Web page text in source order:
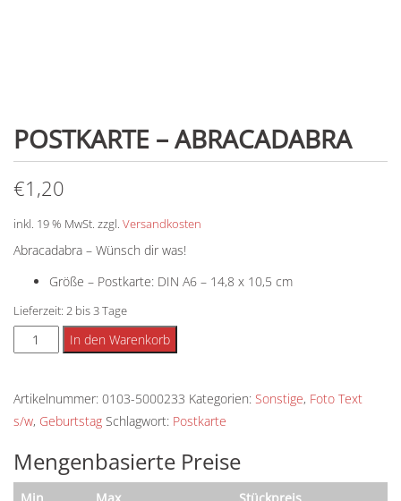
POSTKARTE – ABRACADABRA
€1,20
inkl. 19 % MwSt. zzgl. Versandkosten
Abracadabra – Wünsch dir was!
Größe – Postkarte: DIN A6 – 14,8 x 10,5 cm
Lieferzeit: 2 bis 3 Tage
Postkarte
-
Menge
In den Warenkorb
Artikelnummer: 0103-5000233 Kategorien: Sonstige, Foto Text
s/w, Geburtstag Schlagwort: Postkarte
Mengenbasierte Preise